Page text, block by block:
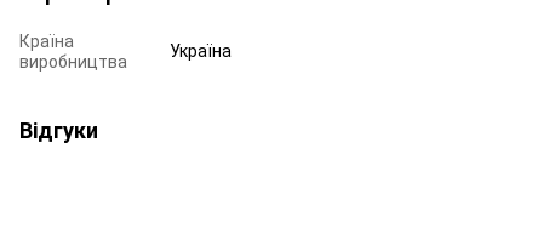
Країна
виробництва
Україна
Відгуки